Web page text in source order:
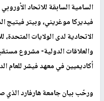
السامية السابقة للاتحاد
فيديركا موغريني، وبيتر فيتيج
الاتحادية لدى الولايات المتحدة،
والعلاقات الدولية- مشروع
أكاديميين في معهد فيشر للعام الدراسي
ورحّب بيان جامعة هارفارد